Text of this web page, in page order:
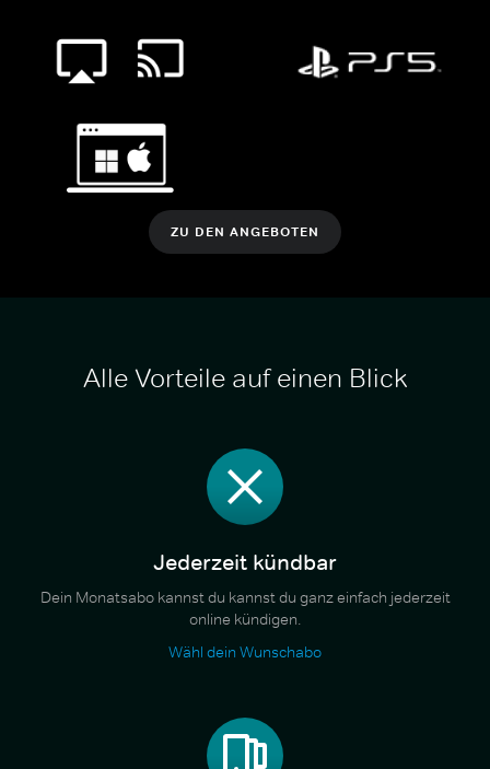
ZU DEN ANGEBOTEN
Alle Vorteile auf einen Blick
Jederzeit kündbar
Dein Monatsabo kannst du kannst du ganz einfach jederzeit
online kündigen.
Wähl dein Wunschabo